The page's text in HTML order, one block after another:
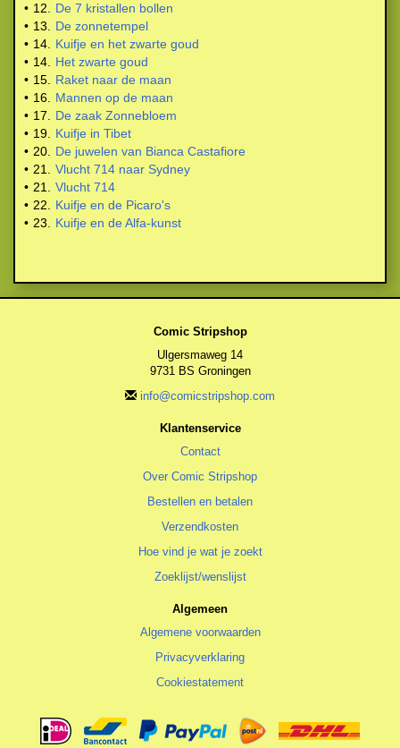
• 12.
De 7 kristallen bollen
• 13.
De zonnetempel
• 14.
Kuifje en het zwarte goud
• 14.
Het zwarte goud
• 15.
Raket naar de maan
• 16.
Mannen op de maan
• 17.
De zaak Zonnebloem
• 19.
Kuifje in Tibet
• 20.
De juwelen van Bianca Castafiore
• 21.
Vlucht 714 naar Sydney
• 21.
Vlucht 714
• 22.
Kuifje en de Picaro's
• 23. Kuifje en de Alfa-kunst
Comic Stripshop
Ulgersmaweg 14
9731 BS Groningen
info@comicstripshop.com
Klantenservice
Contact
Over Comic Stripshop
Bestellen en betalen
Verzendkosten
Hoe vind je wat je zoekt
Zoeklijst/wenslijst
Algemeen
Algemene voorwaarden
Privacyverklaring
Cookiestatement